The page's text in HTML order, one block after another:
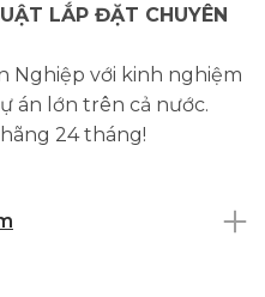
LẮP ĐẶT CHUYÊN
Nghiệp với kinh nghiệm
án lớn trên cả nước.
24 tháng!